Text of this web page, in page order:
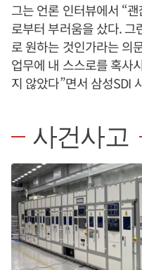
그는 언론 인터뷰에서 “
로부터 부러움을 샀다.
로 원하는 것인가라는 의
업무에 내 스스로를 혹사
지 않았다”면서 삼성SDI
사건사고